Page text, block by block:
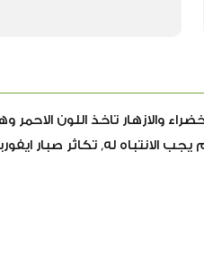
خضراء والازهار تاخذ اللون
، ويخرج من الساق سائل حليبى سام يجب الانتباه له,